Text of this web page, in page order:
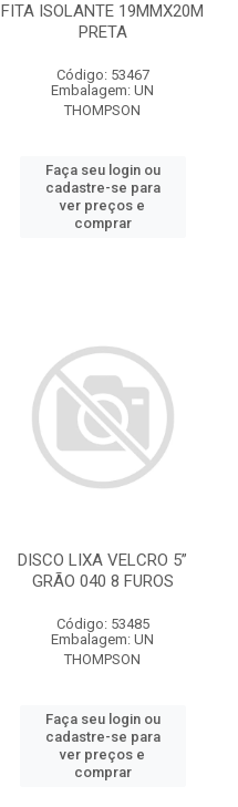
FITA ISOLANTE 19MMX20M
PRETA
Código: 53467
Embalagem: UN
THOMPSON
Faça seu login ou
cadastre-se para
ver preços e
comprar
DISCO LIXA VELCRO 5”
GRÃO 040 8 FUROS
Código: 53485
Embalagem: UN
THOMPSON
Faça seu login ou
cadastre-se para
ver preços e
comprar